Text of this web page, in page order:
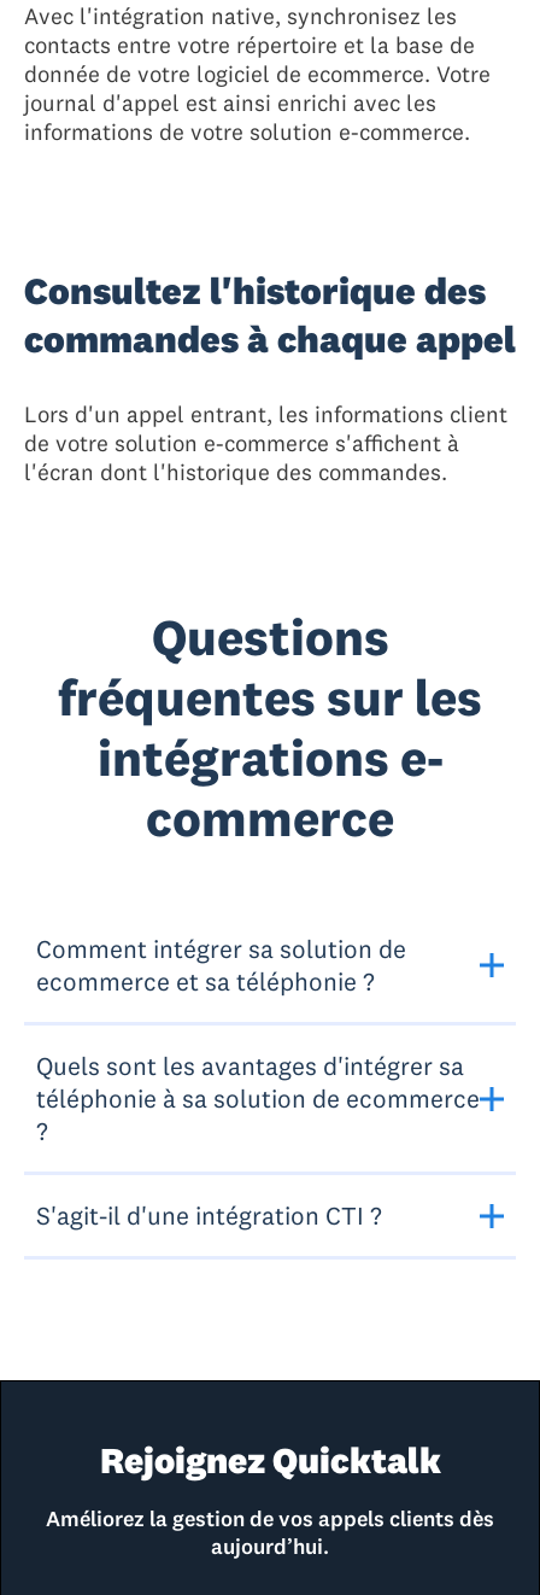
Avec l'intégration native, synchronisez les
contacts entre votre répertoire et la base de
donnée de votre logiciel de ecommerce. Votre
journal d'appel est ainsi enrichi avec les
informations de votre solution e-commerce.
Consultez l'historique des
commandes à chaque appel
Lors d'un appel entrant, les informations client
de votre solution e-commerce s'affichent à
l'écran dont l'historique des commandes.
Questions
fréquentes sur les
intégrations e-
commerce
Comment intégrer sa solution de
ecommerce et sa téléphonie ?
Quels sont les avantages d'intégrer sa
téléphonie à sa solution de ecommerce
?
S'agit-il d'une intégration CTI ?
Rejoignez Quicktalk
Améliorez la gestion de vos appels clients dès
aujourd’hui.